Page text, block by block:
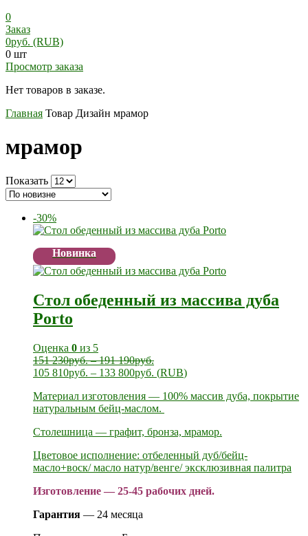
0
Заказ
0руб. (RUB)
0 шт
Просмотр заказа
Нет товаров в заказе.
Главная Товар Дизайн мрамор
мрамор
Показать
-30%
Новинка
Стол обеденный из массива дуба
Porto
Оценка 0 из 5
151 230руб.–191 190руб.
105 810руб. – 133 800руб. (RUB)
Материал изготовления — 100% массив дуба, покрытие
натуральным бейц-маслом.
Cтолешница — графит, бронза, мрамор.
Цветовое исполнение: отбеленный дуб/бейц-
масло+воск/ масло натур/венге/ эксклюзивная палитра
Изготовление — 25-45 рабочих дней.
Гарантия — 24 месяца